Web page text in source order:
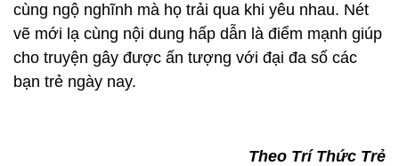
cùng ngộ nghĩnh mà họ trải qua khi yêu nhau. Nét
vẽ mới lạ cùng nội dung hấp dẫn là điểm mạnh giúp
cho truyện gây được ấn tượng với đại đa số các
bạn trẻ ngày nay.
Theo Trí Thức Trẻ